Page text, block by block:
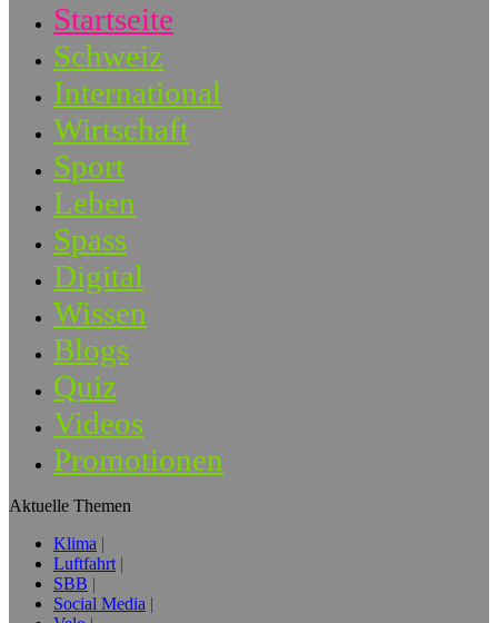
Startseite
Schweiz
International
Wirtschaft
Sport
Leben
Spass
Digital
Wissen
Blogs
Quiz
Videos
Promotionen
Aktuelle Themen
Klima
Luftfahrt
SBB
Social Media